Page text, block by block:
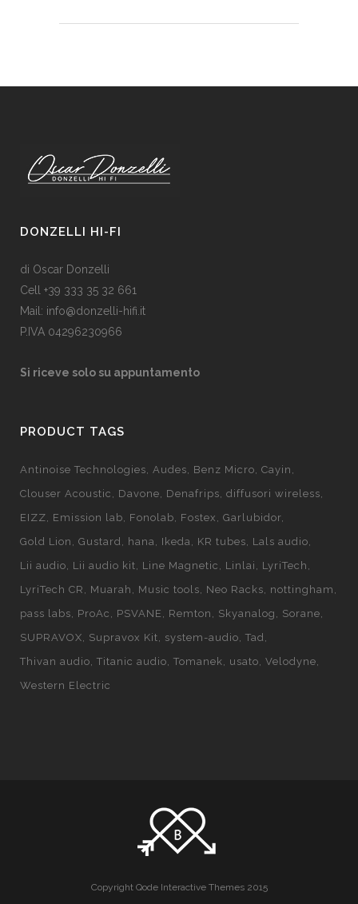
DONZELLI HI-FI
di Oscar Donzelli
Cell +39 333 35 32 661
Mail: info@donzelli-hifi.it
P.IVA 04296230966
Si riceve solo su appuntamento
PRODUCT TAGS
Antinoise Technologies Audes Benz Micro Cayin
Clouser Acoustic
Davone Denafrips diffusori wireless
EIZZ
Emission lab Fonolab Fostex
Garlubidor
Gold Lion
Gustard hana Ikeda KR tubes
Lals audio
Lii audio
Lii audio kit Line Magnetic Linlai
LyriTech
LyriTech CR
Muarah Music tools Neo Racks
nottingham
pass labs
ProAc PSVANE Remton Skyanalog
Sorane
SUPRAVOX
Supravox Kit system-audio Tad
Thivan audio Titanic audio Tomanek usato Velodyne
Western Electric
Copyright Qode Interactive Themes 2015